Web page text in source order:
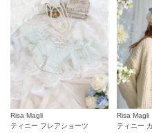
Risa Magli
ティニー フレアショーツ
Risa Magli